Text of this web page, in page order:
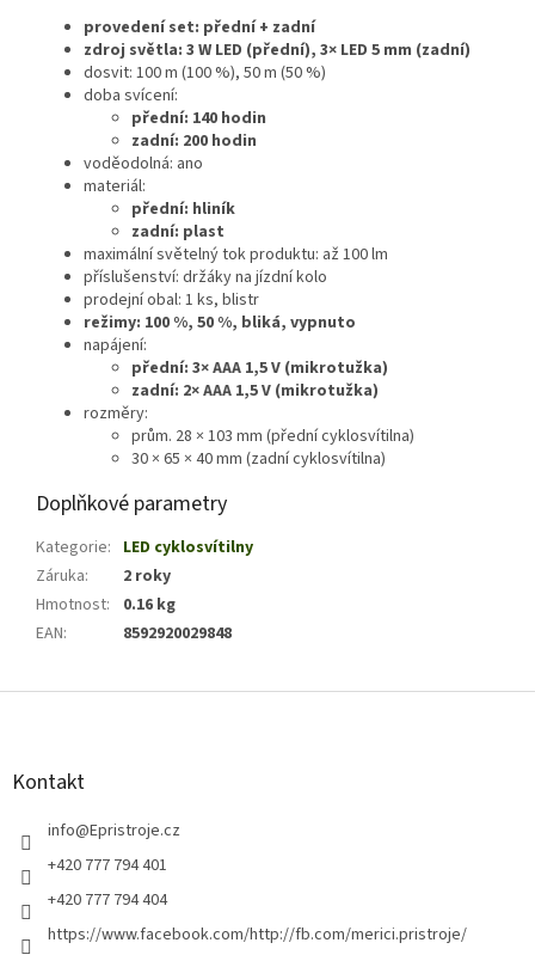
provedení set: přední + zadní
zdroj světla: 3 W LED (přední), 3× LED 5 mm (zadní)
dosvit: 100 m (100 %), 50 m (50 %)
doba svícení:
přední: 140 hodin
zadní: 200 hodin
voděodolná: ano
materiál:
přední: hliník
zadní: plast
maximální světelný tok produktu: až 100 lm
příslušenství: držáky na jízdní kolo
prodejní obal: 1 ks, blistr
režimy: 100 %, 50 %, bliká, vypnuto
napájení:
přední: 3× AAA 1,5 V (mikrotužka)
zadní: 2× AAA 1,5 V (mikrotužka)
rozměry:
prům. 28 × 103 mm (přední cyklosvítilna)
30 × 65 × 40 mm (zadní cyklosvítilna)
Doplňkové parametry
Kategorie: LED cyklosvítilny
Záruka:
2 roky
Hmotnost:
0.16 kg
EAN: 8592920029848
Z
Kontakt
info@Epristroje.cz
+420 777 794 401
+420 777 794 404
https://www.facebook.com/http://fb.com/merici.pristroje/